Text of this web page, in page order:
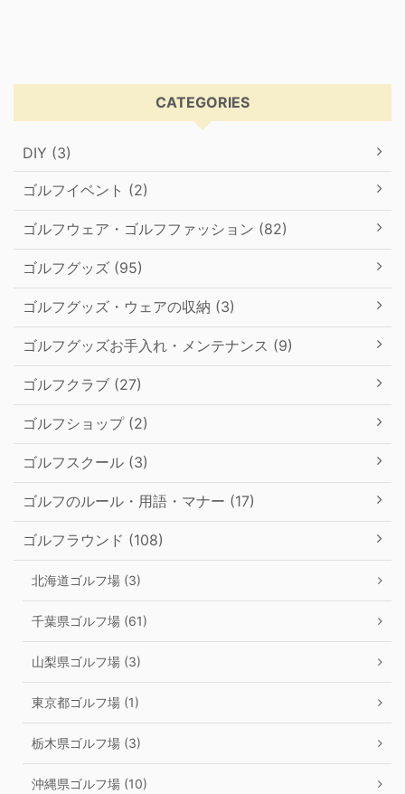
CATEGORIES
DIY (3)
ゴルフイベント (2)
ゴルフウェア・ゴルフファッション (82)
ゴルフグッズ (95)
ゴルフグッズ・ウェアの収納 (3)
ゴルフグッズお手入れ・メンテナンス (9)
ゴルフクラブ (27)
ゴルフショップ (2)
ゴルフスクール (3)
ゴルフのルール・用語・マナー (17)
ゴルフラウンド (108)
北海道ゴルフ場 (3)
千葉県ゴルフ場 (61)
山梨県ゴルフ場 (3)
東京都ゴルフ場 (1)
栃木県ゴルフ場 (3)
沖縄県ゴルフ場 (10)